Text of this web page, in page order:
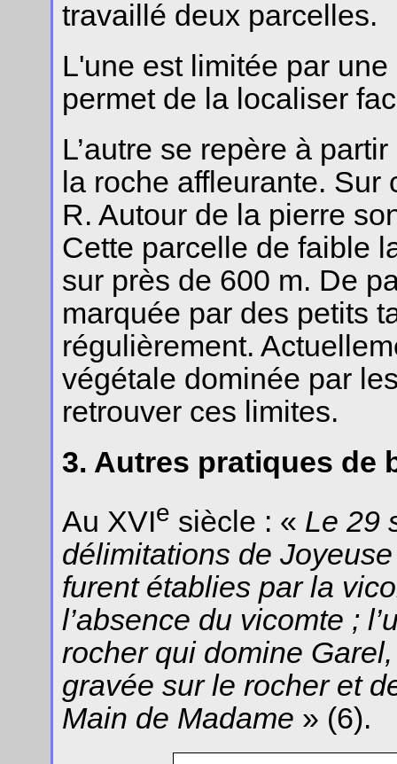
travaillé deux parcelles.
L'une est limitée par
permet de la localiser
L’autre se repère à
la roche affleurante.
R. Autour de la pierre
Cette parcelle de faible
sur près de 600 m. De
marquée par des petits
régulièrement.
végétale dominée par
retrouver ces limites.
3. Autres pratiques de
Au XVIe siècle : « Le 29
délimitations de
furent établies par la
l’absence du vicomte ;
rocher qui domine
gravée sur le rocher et
Main de Madame » (6).